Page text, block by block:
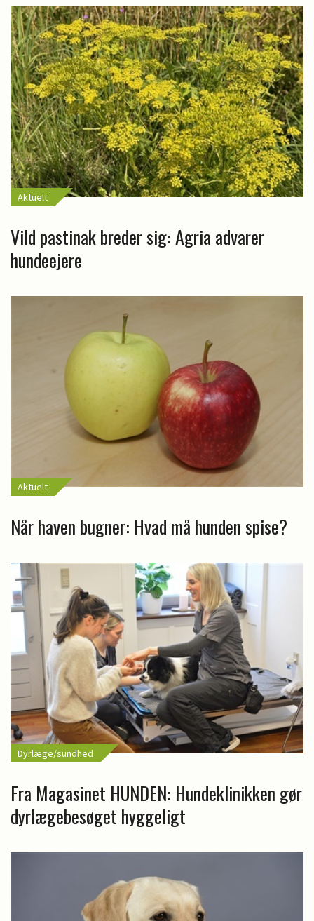
Aktuelt
Vild pastinak breder sig: Agria advarer
hundeejere
Aktuelt
Når haven bugner: Hvad må hunden spise?
Dyrlæge/sundhed
Fra Magasinet HUNDEN: Hundeklinikken gør
dyrlægebesøget hyggeligt